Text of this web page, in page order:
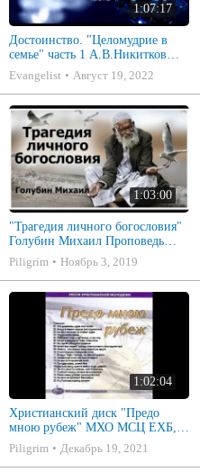
1:07:17
Достоинство. "Целомудрие в
семье" часть 1 А.В.Никитков
Беседа для семейных МСЦ ЕХБ
Evangelist Август 19, 2022
1:03:00
"Трагедия личного богословия"
Голубин Михаил Проповедь
2019
Piligrim Ноябрь 3, 2019
1:02:04
Христианский диск "Предо
мною рубеж" МХО МСЦ ЕХБ,
музыкальный альбом, пение,
музыка
Piligrim Декабрь 19, 2021